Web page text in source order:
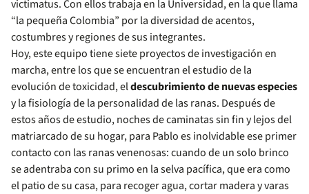
victimatus. Con ellos trabaja en la Universidad, en la que llama
“la pequeña Colombia” por la diversidad de acentos,
costumbres y regiones de sus integrantes.
Hoy, este equipo tiene siete proyectos de investigación en
marcha, entre los que se encuentran el estudio de la
evolución de toxicidad, eldescubrimiento de nuevas especies
y la fisiología de la personalidad de las ranas. Después de
estos años de estudio, noches de caminatas sin fin y lejos del
matriarcado de su hogar, para Pablo es inolvidable ese primer
contacto con las ranas venenosas: cuando de un solo brinco
se adentraba con su primo en la selva pacífica, que era como
el patio de su casa, para recoger agua, cortar madera y varas